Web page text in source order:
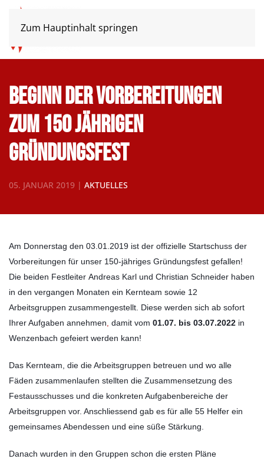
Zum Hauptinhalt springen
Beginn der Vorbereitungen
zum 150 jährigen
Gründungsfest
05. JANUAR 2019 | AKTUELLES
Am Donnerstag den 03.01.2019 ist der offizielle Startschuss der
Vorbereitungen für unser 150-jähriges Gründungsfest gefallen!
Die beiden Festleiter Andreas Karl und Christian Schneider haben
in den vergangen Monaten ein Kernteam sowie 12
Arbeitsgruppen zusammengestellt. Diese werden sich ab sofort
Ihrer Aufgaben annehmen, damit vom 01.07. bis 03.07.2022 in
Wenzenbach gefeiert werden kann!
Das Kernteam, die die Arbeitsgruppen betreuen und wo alle
Fäden zusammenlaufen stellten die Zusammensetzung des
Festausschusses und die konkreten Aufgabenbereiche der
Arbeitsgruppen vor. Anschliessend gab es für alle 55 Helfer ein
gemeinsames Abendessen und eine süße Stärkung.
Danach wurden in den Gruppen schon die ersten Pläne